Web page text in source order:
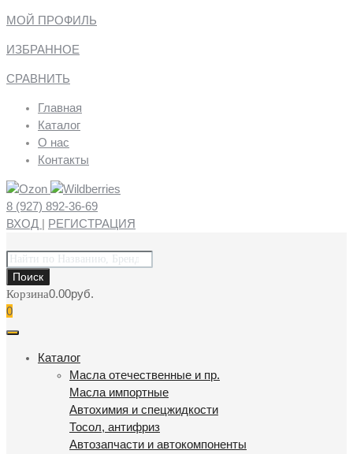
МОЙ ПРОФИЛЬ
ИЗБРАННОЕ
СРАВНИТЬ
Главная
Каталог
О нас
Контакты
8 (927) 892-36-69
ВХОД | РЕГИСТРАЦИЯ
Поиск
товаров
Поиск
Корзина0.00руб.
0
Каталог
Масла отечественные и пр.
Масла импортные
Автохимия и спецжидкости
Тосол, антифриз
Автозапчасти и автокомпоненты